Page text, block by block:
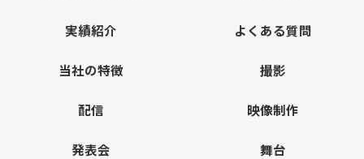
実績紹介 よくある質問
当社の特徴 撮影
配信 映像制作
発表会 舞台